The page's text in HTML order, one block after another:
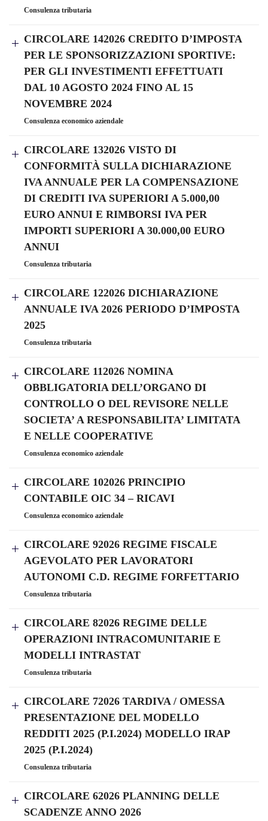
Consulenza tributaria
CIRCOLARE 142026 CREDITO D’IMPOSTA
PER LE SPONSORIZZAZIONI SPORTIVE:
PER GLI INVESTIMENTI EFFETTUATI
DAL 10 AGOSTO 2024 FINO AL 15
NOVEMBRE 2024
Consulenza economico aziendale
CIRCOLARE 132026 VISTO DI
CONFORMITÀ SULLA DICHIARAZIONE
IVA ANNUALE PER LA COMPENSAZIONE
DI CREDITI IVA SUPERIORI A 5.000,00
EURO ANNUI E RIMBORSI IVA PER
IMPORTI SUPERIORI A 30.000,00 EURO
ANNUI
Consulenza tributaria
CIRCOLARE 122026 DICHIARAZIONE
ANNUALE IVA 2026 PERIODO D’IMPOSTA
2025
Consulenza tributaria
CIRCOLARE 112026 NOMINA
OBBLIGATORIA DELL’ORGANO DI
CONTROLLO O DEL REVISORE NELLE
SOCIETA’ A RESPONSABILITA’ LIMITATA
E NELLE COOPERATIVE
Consulenza economico aziendale
CIRCOLARE 102026 PRINCIPIO
CONTABILE OIC 34 – RICAVI
Consulenza economico aziendale
CIRCOLARE 92026 REGIME FISCALE
AGEVOLATO PER LAVORATORI
AUTONOMI C.D. REGIME FORFETTARIO
Consulenza tributaria
CIRCOLARE 82026 REGIME DELLE
OPERAZIONI INTRACOMUNITARIE E
MODELLI INTRASTAT
Consulenza tributaria
CIRCOLARE 72026 TARDIVA / OMESSA
PRESENTAZIONE DEL MODELLO
REDDITI 2025 (P.I.2024) MODELLO IRAP
2025 (P.I.2024)
Consulenza tributaria
CIRCOLARE 62026 PLANNING DELLE
SCADENZE ANNO 2026